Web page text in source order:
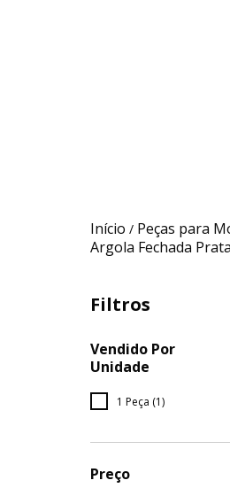
Início / Peças para
Argola Fechada
Filtros
Vendido Por
Unidade
1 Peça (1)
Preço